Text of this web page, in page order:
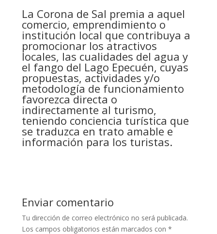
La Corona de Sal premia a aquel
comercio, emprendimiento o
institución local que contribuya a
promocionar los atractivos
locales, las cualidades del agua y
el fango del Lago Epecuén, cuyas
propuestas, actividades y/o
metodología de funcionamiento
favorezca directa o
indirectamente al turismo,
teniendo conciencia turística que
se traduzca en trato amable e
información para los turistas.
Enviar comentario
Tu dirección de correo electrónico no será publicada.
Los campos obligatorios están marcados con *